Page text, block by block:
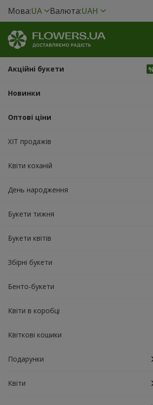
Мова:UA Валюта:UAH
Акційні букети
Новинки
Оптові ціни
ХІТ продажів
Квіти коханій
День народження
Букети тижня
Букети квітів
Збірні букети
Бенто-букети
Квіти в коробці
Квіткові кошики
Подарунки
Квіти